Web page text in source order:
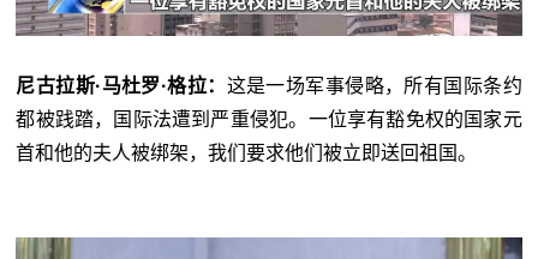
尼古拉斯·马杜罗·格拉： 这是一场军事侵略，所有国际条约
都被践踏，国际法遭到严重侵犯。一位享有豁免权的国家元
首和他的夫人被绑架，我们要求他们被立即送回祖国。